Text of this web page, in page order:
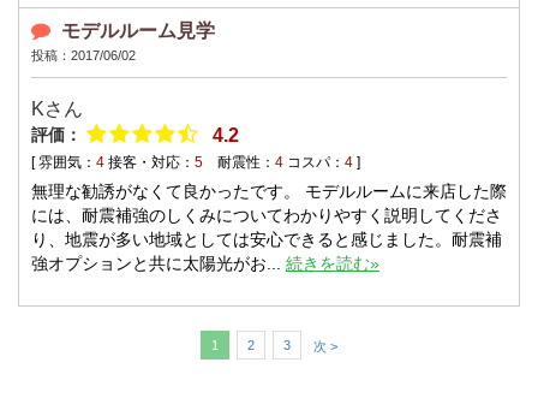
モデルルーム見学
投稿：2017/06/02
Kさん
評価： 4.2
[ 雰囲気： 4 接客・対応： 5 耐震性： 4 コスパ： 4 ]
無理な勧誘がなくて良かったです。 モデルルームに来店した際
には、耐震補強のしくみについてわかりやすく説明してくださ
り、地震が多い地域としては安心できると感じました。耐震補
強オプションと共に太陽光がお... 続きを読む»
1 2 3 次 >